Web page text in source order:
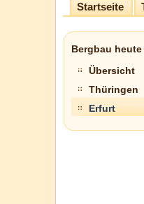
Startseite
Bergbau heute
Übersicht
Thüringen
Erfurt